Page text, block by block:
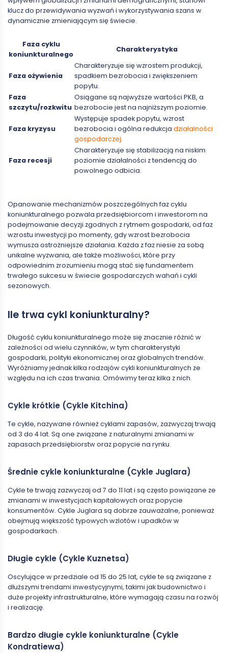
klucz do przewidywania wyzwań i wykorzystywania szans w
dynamicznie zmieniającym się świecie.
Faza cyklu
koniunkturalnego
Charakterystyka
Faza ożywienia
Charakteryzuje się wzrostem produkcji,
spadkiem bezrobocia i zwiększeniem
popytu.
Faza
szczytu/rozkwitu
Osiągane są najwyższe wartości PKB, a
bezrobocie jest na najniższym poziomie.
Faza kryzysu
Występuje spadek popytu, wzrost
bezrobocia i ogólna redukcja działalności
gospodarczej.
Faza recesji
Charakteryzuje się stabilizacją na niskim
poziomie działalności z tendencją do
powolnego odbicia.
Opanowanie mechanizmów poszczególnych faz cyklu
koniunkturalnego pozwala przedsiębiorcom i inwestorom na
podejmowanie decyzji zgodnych z rytmem gospodarki, od faz
wzrostu inwestycji po momenty, gdy wzrost bezrobocia
wymusza ostrożniejsze działania. Każda z faz niesie za sobą
unikalne wyzwania, ale także możliwości, które przy
odpowiednim zrozumieniu mogą stać się fundamentem
trwałego sukcesu w świecie gospodarczych wahań i cykli
sezonowych.
Ile trwa cykl koniunkturalny?
Długość cyklu koniunkturalnego może się znacznie różnić w
zależności od wielu czynników, w tym charakterystyki
gospodarki, polityki ekonomicznej oraz globalnych trendów.
Wyróżniamy jednak kilka rodzajów cykli koniunkturalnych ze
względu na ich czas trwania. Omówimy teraz kilka z nich.
Cykle krótkie (Cykle Kitchina)
Te cykle, nazywane również cyklami zapasów, zazwyczaj trwają
od 3 do 4 lat. Są one związane z naturalnymi zmianami w
zapasach przedsiębiorstw oraz popycie na rynku.
Średnie cykle koniunkturalne (Cykle Juglara)
Cykle te trwają zazwyczaj od 7 do 11 lat i są często powiązane ze
zmianami w inwestycjach kapitałowych oraz popycie
konsumentów. Cykle Juglara są dobrze zauważalne, ponieważ
obejmują większość typowych wzlotów i upadków w
gospodarkach.
Długie cykle (Cykle Kuznetsa)
Oscylujące w przedziale od 15 do 25 lat, cykle te są związane z
dłuższymi trendami inwestycyjnymi, takimi jak budownictwo i
duże projekty infrastrukturalne, które wymagają czasu na rozwój
i realizację.
Bardzo długie cykle koniunkturalne (Cykle
Kondratiewa)